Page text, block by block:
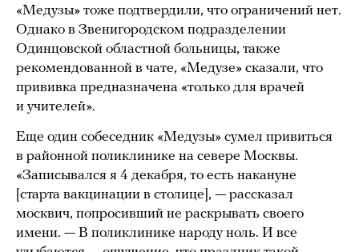
«Медузы» тоже подтвердили, что ограничений нет.
Однако в Звенигородском подразделении
Одинцовской областной больницы, также
рекомендованной в чате, «Медузе» сказали, что
прививка предназначена «только для врачей
и учителей».
Еще один собеседник «Медузы» сумел привиться
в районной поликлинике на севере Москвы.
«Записывался я 4 декабря, то есть накануне
[старта вакцинации в столице], — рассказал
москвич, попросивший не раскрывать своего
имени. — В поликлинике народу ноль. И все